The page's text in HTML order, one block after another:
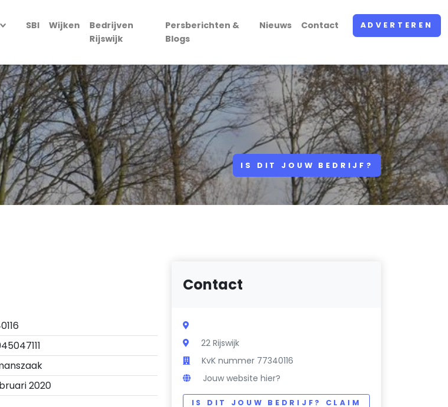
SBI Wijken
Bedrijven
Rijswijk
Persberichten &
Blogs
Nieuws Contact ADVERTEREN
IS DIT JOUW BEDRIJF?
2020
Contact
22 Rijswijk
KvK nummer 77340116
Jouw website hier?
IS DIT JOUW BEDRIJF? CLAIM